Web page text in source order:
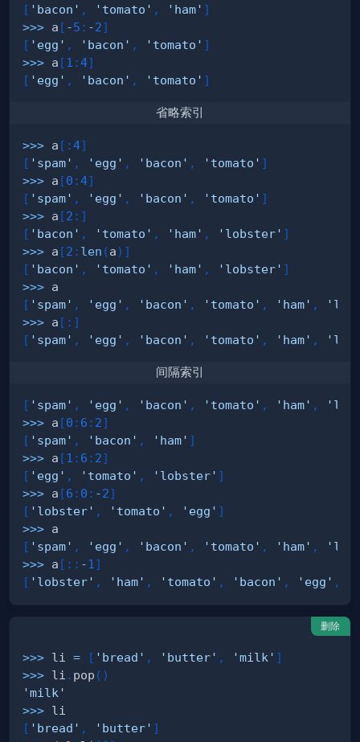
[ 'bacon' , 'tomato' , 'ham' ]
>>> a [ -5 : -2]
[ 'egg' , 'bacon' , 'tomato' ]
>>> a [1 :4]
[ 'egg' , 'bacon' , 'tomato' ]
省略索引
>>> a [ :4]
[ 'spam' , 'egg' , 'bacon' , 'tomato' ]
>>> a [0 :4]
[ 'spam' , 'egg' , 'bacon' , 'tomato' ]
>>> a [2 : ]
[ 'bacon' , 'tomato' , 'ham' , 'lobster' ]
>>> a [2 : len (a) ]
[ 'bacon' , 'tomato' , 'ham' , 'lobster' ]
>>>
[ 'spam' , 'egg' , 'bacon' , 'tomato' , 'ham' ,
>>> a [ : ]
[ 'spam' , 'egg' , 'bacon' , 'tomato' , 'ham' ,
间隔索引
[ 'spam' , 'egg' , 'bacon' , 'tomato' , 'ham' ,
>>> a [0 : 6 : 2]
[ 'spam' , 'bacon' , 'ham' ]
>>> a [1 : 6 : 2]
[ 'egg' , 'tomato' , 'lobster' ]
>>> a [6 : 0 : -2]
[ 'lobster' , 'tomato' , 'egg' ]
>>>
[ 'spam' , 'egg' , 'bacon' , 'tomato' , 'ham' ,
>>> a [ : : -1 ]
[ 'lobster' , 'ham' , 'tomato' , 'bacon' , 'egg' ,
删除
>>> li = [ 'bread' , 'butter' , 'milk' ]
>>> li . pop ( )
'milk'
>>>
[ 'bread' , 'butter' ]